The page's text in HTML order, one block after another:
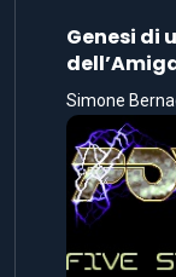
Genesi di
Simone